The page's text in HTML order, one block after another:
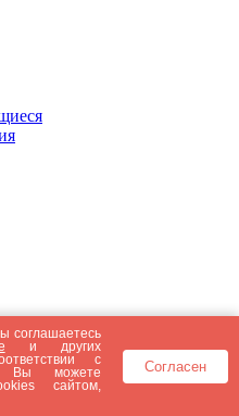
соглашаетесь
и других
с
Вы можете
сайтом,
Согласен